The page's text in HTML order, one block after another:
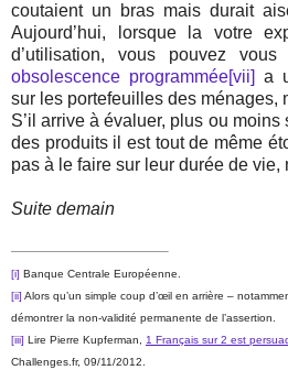
coutaient un bras mais durait
Aujourd’hui, lorsque la votre
d’utilisation, vous pouvez
obsolescence programmée[vii] a
sur les portefeuilles des ménages,
S’il arrive à évaluer, plus ou
des produits il est tout de même
pas à le faire sur leur durée de vie,
Suite demain
[i] Banque Centrale Européenne.
[ii] Alors qu’un simple coup d’œil en arrière –
démontrer la non-validité permanente de l’assertion.
[iii] Lire Pierre Kupferman, 1 Français sur 2 est
Challenges.fr, 09/11/2012.